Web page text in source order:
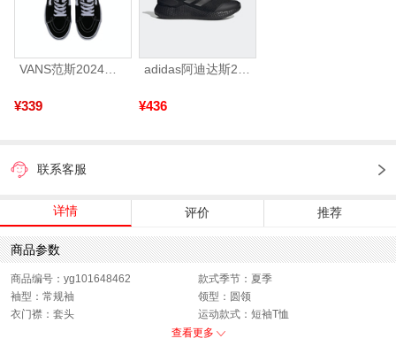
VANS范斯2024中性SK8-HiCL帆布鞋/硫化鞋VN000D5IB8C
¥339 ¥436
联系客服
详情 评价 推荐
商品参数
商品编号：yg101648462
款式季节：夏季
袖型：常规袖
领型：圆领
衣门襟：套头
运动款式：短袖T恤
性别：男子
查看更多